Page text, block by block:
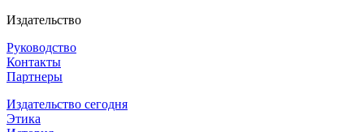
Издательство
Руководство
Контакты
Партнеры
Издательство сегодня
Этика